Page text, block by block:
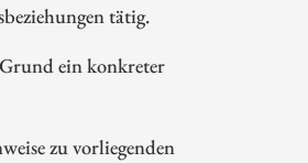
tätig.
Grund ein konkreter
zu vorliegenden